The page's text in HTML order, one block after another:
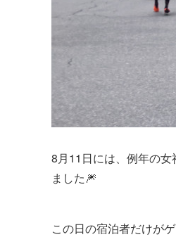
8月11日には、例年の
ました🎆
この日の宿泊者だけが